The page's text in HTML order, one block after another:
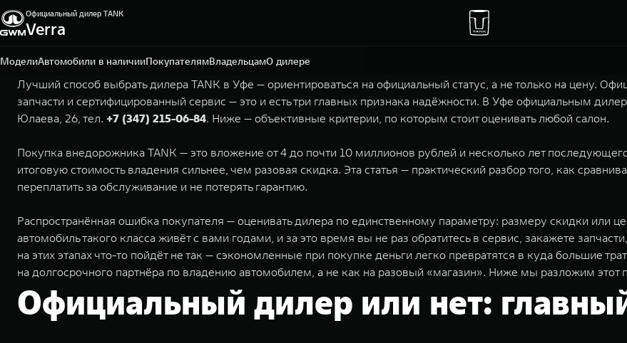
Официальный дилер TANK
Verra
МоделиАвтомобили в наличииПокупателямВладельцамО дилере
Уфа, пр-кт Салавата Юлаева, д. 26
+7 (347) 215-06-84
Лучший способ выбрать дилера TANK в Уфе — ориентироваться на официальный статус, а не только на цену.
запчасти и сертифицированный сервис — это и есть три главных признака надёжности. В Уфе официальным
Юлаева, 26, тел. +7 (347) 215-06-84. Ниже — объективные критерии, по которым стоит оценивать любой салон.
Покупка внедорожника TANK — это вложение от 4 до почти 10 миллионов рублей и несколько лет
итоговую стоимость владения сильнее, чем разовая скидка. Эта статья — практический разбор того, как
переплатить за обслуживание и не потерять гарантию.
Распространённая ошибка покупателя — оценивать дилера по единственному параметру: размеру скидки или
автомобиль такого класса живёт с вами годами, и за это время вы не раз обратитесь в сервис, закажете
на этих этапах что-то пойдёт не так — сэкономленные при покупке деньги легко превратятся в куда большие
на долгосрочного партнёра по владению автомобилем, а не как на разовый «магазин». Ниже мы разложим
Официальный дилер или нет: